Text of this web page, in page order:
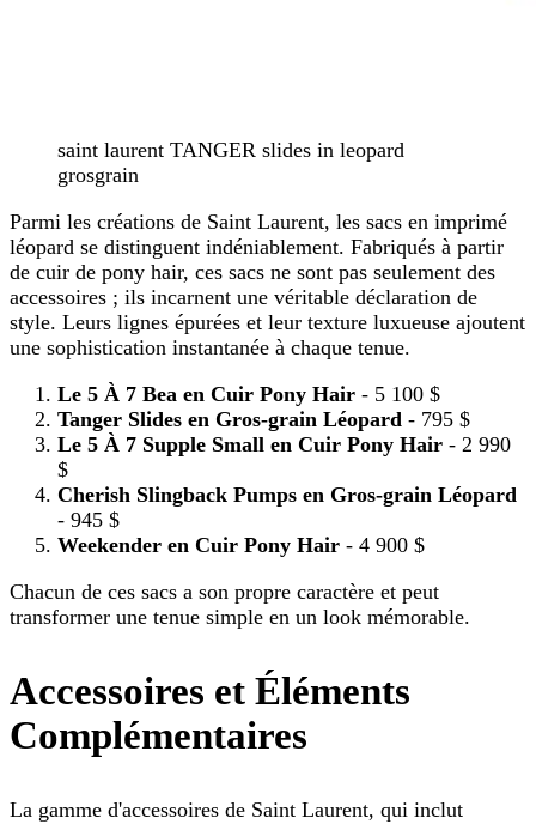
saint laurent TANGER slides in leopard
grosgrain
Parmi les créations de Saint Laurent, les sacs en imprimé
léopard se distinguent indéniablement. Fabriqués à partir
de cuir de pony hair, ces sacs ne sont pas seulement des
accessoires ; ils incarnent une véritable déclaration de
style. Leurs lignes épurées et leur texture luxueuse ajoutent
une sophistication instantanée à chaque tenue.
Le 5 À 7 Bea en Cuir Pony Hair - 5 100 $
Tanger Slides en Gros-grain Léopard - 795 $
Le 5 À 7 Supple Small en Cuir Pony Hair - 2 990
$
Cherish Slingback Pumps en Gros-grain Léopard
- 945 $
Weekender en Cuir Pony Hair - 4 900 $
Chacun de ces sacs a son propre caractère et peut
transformer une tenue simple en un look mémorable.
Accessoires et Éléments
Complémentaires
La gamme d'accessoires de Saint Laurent, qui inclut